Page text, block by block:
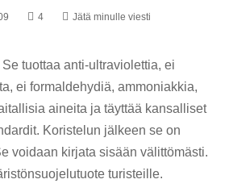
4 Jätä minulle viesti
tuottaa anti-ultraviolettia, ei
ei formaldehydiä, ammoniakkia,
aineita ja täyttää kansalliset
Koristelun jälkeen se on
voidaan kirjata sisään välittömästi.
turisteille.